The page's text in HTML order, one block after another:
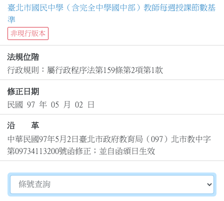
臺北市國民中學（含完全中學國中部）教師每週授課節數基
準
非現行版本
法規位階
行政規則：屬行政程序法第159條第2項第1款
修正日期
民國 97 年 05 月 02 日
沿 革
中華民國97年5月2日臺北市政府教育局（097）北市教中字
第09734113200號函修正；並自函頒日生效
切換選擇法規資訊內容